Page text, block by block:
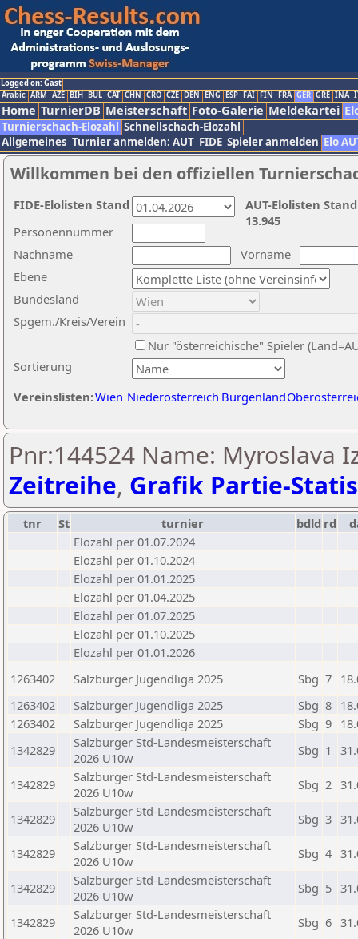
Logged on: Gast
Arabic ARM AZE BIH BUL CAT CHN CRO CZE DEN ENG ESP FAI FIN FRA GER GRE INA
Home TurnierDB Meisterschaft Foto-Galerie Meldekartei
Turnierschach-Elozahl Schnellschach-Elozahl
Allgemeines Turnier anmelden: AUT FIDE Spieler anmelden Elo
Willkommen bei den offiziellen
Nachname
Vorname
Ebene
Sortierung
Personennummer
Bundesland
Spgem./Kreis/Verein
Nur "österreichische" Spieler
Vereinslisten:Wien Niederösterreich Burgenland
AUT-Elolisten
13.945
FIDE-Elolisten Stand
Pnr:144524 Name: Myroslava
Zeitreihe, Grafik Partie-
tnr St turnier bdld rd
Elozahl per 01.07.2024
Elozahl per 01.10.2024
Elozahl per 01.01.2025
Elozahl per 01.04.2025
Elozahl per 01.07.2025
Elozahl per 01.10.2025
Elozahl per 01.01.2026
1263402
Salzburger Jugendliga 2025 Sbg 7
1263402
Salzburger Jugendliga 2025 Sbg 8
1263402
Salzburger Jugendliga 2025 Sbg 9
1342829
Salzburger Std-Landesmeisterschaft
2026 U10w
Sbg 1
1342829
Salzburger Std-Landesmeisterschaft
2026 U10w
Sbg 2
1342829
Salzburger Std-Landesmeisterschaft
2026 U10w
Sbg 3
1342829
Salzburger Std-Landesmeisterschaft
2026 U10w
Sbg 4
1342829
Salzburger Std-Landesmeisterschaft
2026 U10w
Sbg 5
1342829
Salzburger Std-Landesmeisterschaft
2026 U10w
Sbg 6